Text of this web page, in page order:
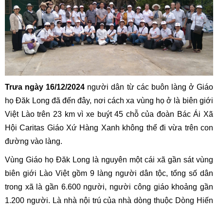
Trưa ngày 16/12/2024 người dân từ các buôn làng ở Giáo
họ Đăk Long đã đến đây, nơi cách xa vùng họ ở là biên giới
Việt Lào trên 23 km vì xe buýt 45 chỗ của đoàn Bác Ái Xã
Hội Caritas Giáo Xứ Hàng Xanh không thể đi vừa trên con
đường vào làng.
Vùng Giáo họ Đăk Long là nguyên một cái xã gần sát vùng
biên giới Lào Việt gồm 9 làng người dân tộc, tổng số dân
trong xã là gần 6.600 người, người công giáo khoảng gần
1.200 người. Là nhà nội trú của nhà dòng thuộc Dòng Hiến